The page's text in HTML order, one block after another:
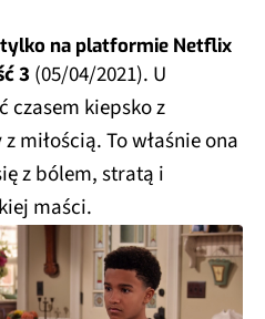
na platformie Netflix
3 (05/04/2021). U
czasem kiepsko z
miłością. To właśnie ona
z bólem, stratą i
maści.